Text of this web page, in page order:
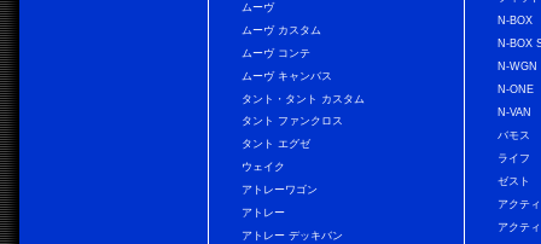
ムーヴ
ムーヴ カスタム
ムーヴ コンテ
ムーヴ キャンバス
タント・タント カスタム
タント ファンクロス
タント エグゼ
ウェイク
アトレーワゴン
アトレー
アトレー デッキバン
N-BOX
N-BOX
N-WGN
N-ONE
N-VAN
バモス
ライフ
ゼスト
アクテ
アクテ